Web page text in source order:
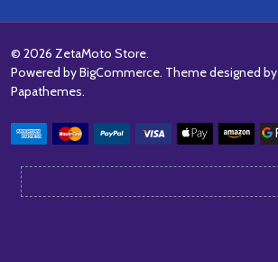
© 2026 ZetaMoto Store.
Powered byBigCommerce. Theme designed by
Papathemes.